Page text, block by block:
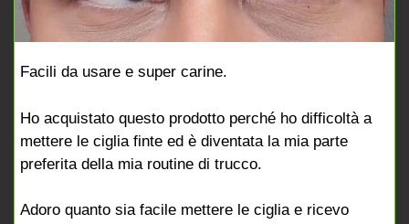
Facili da usare e super carine.
Ho acquistato questo prodotto perché ho difficoltà a
mettere le ciglia finte ed è diventata la mia parte
preferita della mia routine di trucco.
Adoro quanto sia facile mettere le ciglia e ricevo